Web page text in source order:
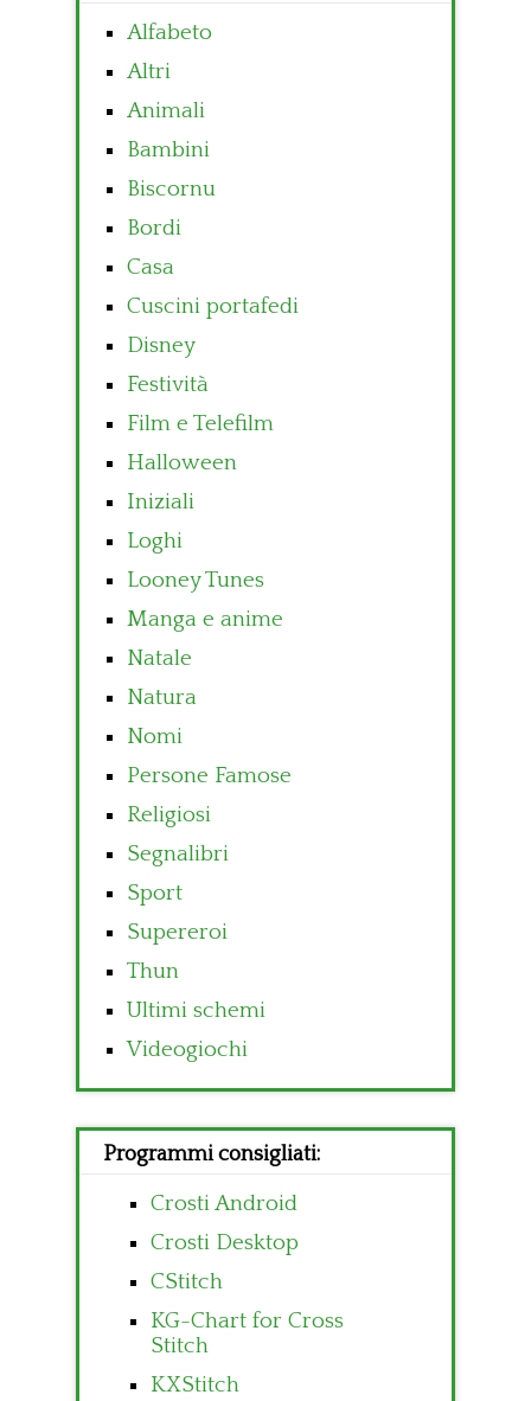
Alfabeto
Altri
Animali
Bambini
Biscornu
Bordi
Casa
Cuscini portafedi
Disney
Festività
Film e Telefilm
Halloween
Iniziali
Loghi
Looney Tunes
Manga e anime
Natale
Natura
Nomi
Persone Famose
Religiosi
Segnalibri
Sport
Supereroi
Thun
Ultimi schemi
Videogiochi
Programmi consigliati:
Crosti Android
Crosti Desktop
CStitch
KG-Chart for Cross
Stitch
KXStitch